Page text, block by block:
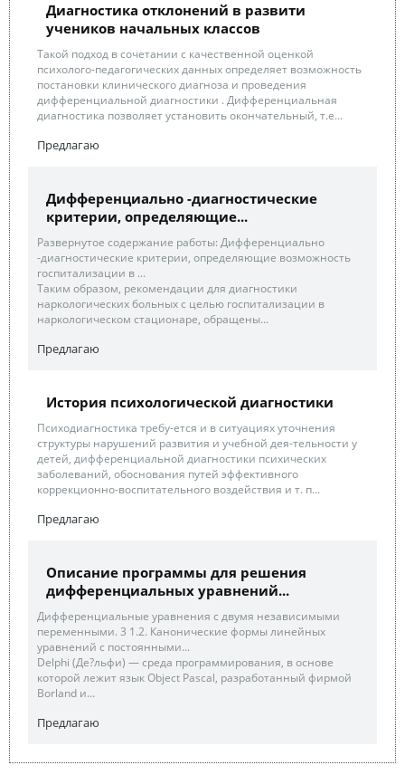
Диагностика отклонений в развити
учеников начальных классов
Такой подход в сочетании с качественной оценкой
психолого-педагогических данных определяет возможность
постановки клинического диагноза и проведения
дифференциальной диагностики . Дифференциальная
диагностика позволяет установить окончательный, т.е...
Предлагаю
Дифференциально -диагностические
критерии, определяющие...
Развернутое содержание работы: Дифференциально
-диагностические критерии, определяющие возможность
госпитализации в ...
Таким образом, рекомендации для диагностики
наркологических больных с целью госпитализации в
наркологическом стационаре, обращены...
Предлагаю
История психологической диагностики
Психодиагностика требу-ется и в ситуациях уточнения
структуры нарушений развития и учебной дея-тельности у
детей, дифференциальной диагностики психических
заболеваний, обоснования путей эффективного
коррекционно-воспитательного воздействия и т. п...
Предлагаю
Описание программы для решения
дифференциальных уравнений...
Дифференциальные уравнения с двумя независимыми
переменными. 3 1.2. Канонические формы линейных
уравнений с постоянными...
Delphi (Де?льфи) — среда программирования, в основе
которой лежит язык Object Pascal, разработанный фирмой
Borland и...
Предлагаю